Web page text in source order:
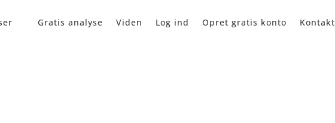
Gratis analyse Viden Log ind Opret gratis konto Kontakt